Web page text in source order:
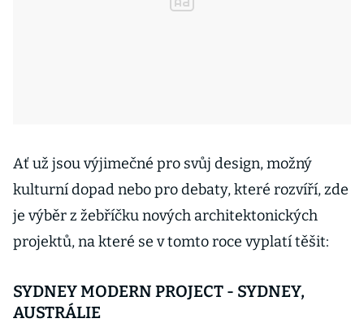
Ať už jsou výjimečné pro svůj design, možný
kulturní dopad nebo pro debaty, které rozvíří, zde
je výběr z žebříčku nových architektonických
projektů, na které se v tomto roce vyplatí těšit:
SYDNEY MODERN PROJECT - SYDNEY,
AUSTRÁLIE